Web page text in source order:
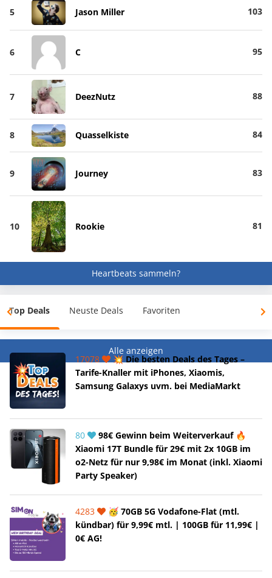
5 Jason Miller 103
6 C 95
7 DeezNutz 88
8 Quasselkiste 84
9 Journey 83
10 Rookie 81
Heartbeats sammeln?
Top Deals Neuste Deals Favoriten
Alle anzeigen
17078
💥 Die besten Deals des Tages –
Tarife-Knaller mit iPhones, Xiaomis,
Samsung Galaxys uvm. bei MediaMarkt
80
98€ Gewinn beim Weiterverkauf 🔥
Xiaomi 17T Bundle für 29€ mit 2x 10GB im
o2-Netz für nur 9,98€ im Monat (inkl. Xiaomi
Party Speaker)
4283
🥳 70GB 5G Vodafone-Flat (mtl.
kündbar) für 9,99€ mtl. | 100GB für 11,99€ |
0€ AG!